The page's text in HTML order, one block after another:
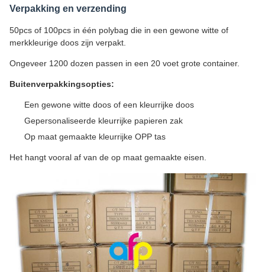
Verpakking en verzending
50pcs of 100pcs in één polybag die in een gewone witte of
merkkleurige doos zijn verpakt.
Ongeveer 1200 dozen passen in een 20 voet grote container.
Buitenverpakkingsopties:
Een gewone witte doos of een kleurrijke doos
Gepersonaliseerde kleurrijke papieren zak
Op maat gemaakte kleurrijke OPP tas
Het hangt vooral af van de op maat gemaakte eisen.